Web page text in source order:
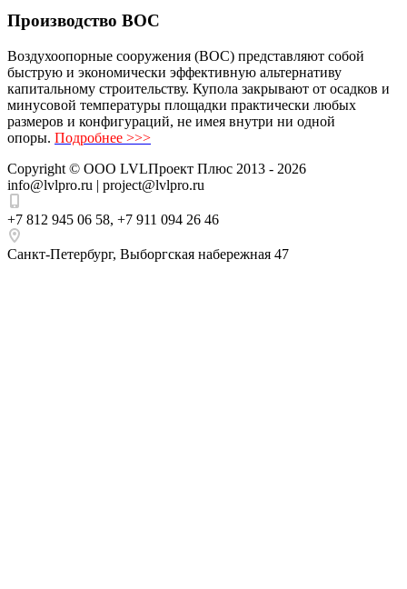
Производство ВОС
Воздухоопорные сооружения (ВОС) представляют собой
быструю и экономически эффективную альтернативу
капитальному строительству. Купола закрывают от осадков и
минусовой температуры площадки практически любых
размеров и конфигураций, не имея внутри ни одной
опоры. Подробнее >>>
Copyright © ООО LVLПроект Плюс 2013 - 2026
info@lvlpro.ru | project@lvlpro.ru
+7 812 945 06 58, +7 911 094 26 46
Санкт-Петербург, Выборгская набережная 47